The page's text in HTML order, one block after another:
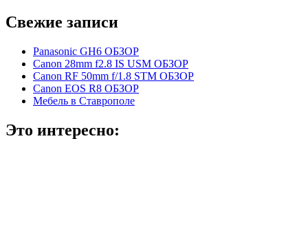
Свежие записи
Panasonic GH6 ОБЗОР
Canon 28mm f2.8 IS USM ОБЗОР
Canon RF 50mm f/1.8 STM ОБЗОР
Canon EOS R8 ОБЗОР
Мебель в Ставрополе
Это интересно: